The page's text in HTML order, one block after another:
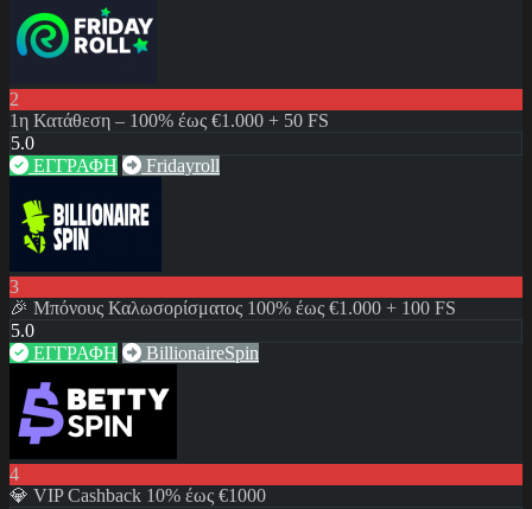
2
1η Κατάθεση – 100% έως €1.000 + 50 FS
5.0
ΕΓΓΡΑΦΗ
Fridayroll
3
🎉 Μπόνους Καλωσορίσματος 100% έως €1.000 + 100 FS
5.0
ΕΓΓΡΑΦΗ
BillionaireSpin
4
💎 VIP Cashback 10% έως €1000